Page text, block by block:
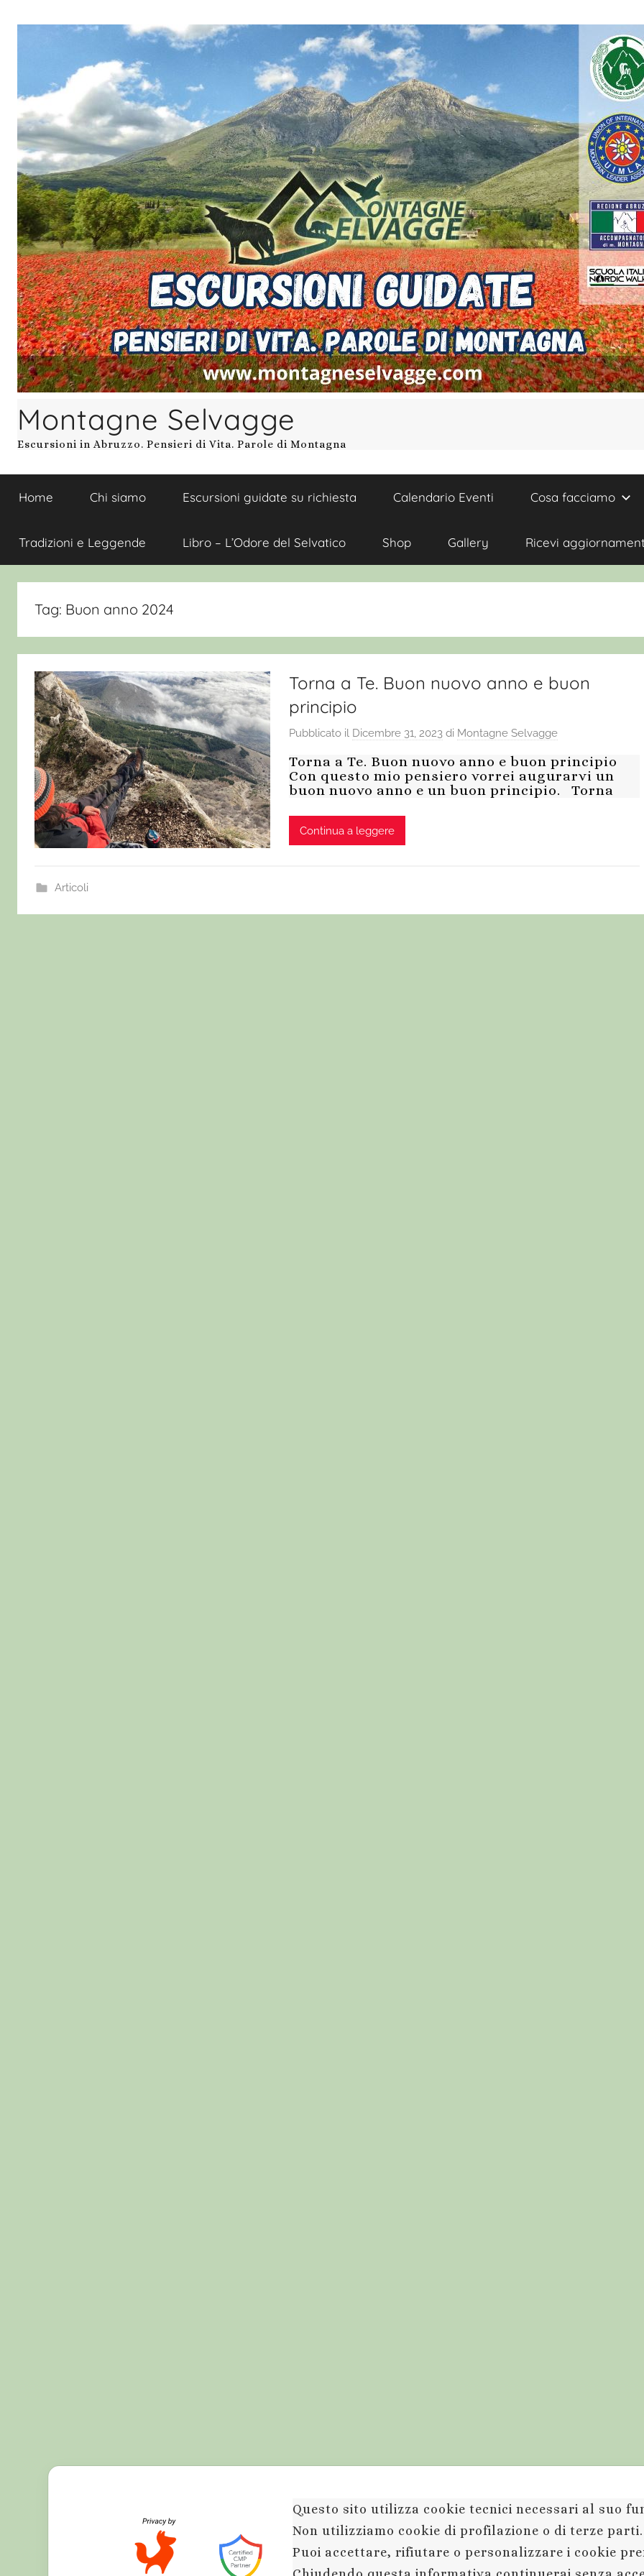
Montagne Selvagge
Escursioni in Abruzzo. Pensieri di Vita. Parole di Montagna
Home Chi siamo Escursioni guidate su richiesta Calendario Eventi Cosa facciamo
Tradizioni e Leggende Libro – L’Odore del Selvatico Shop Gallery Ricevi
Tag: Buon anno 2024
Torna a Te. Buon nuovo anno e buon
principio
Pubblicato il Dicembre 31, 2023di Montagne Selvagge
Torna a Te. Buon nuovo anno e buon principio
Con questo mio pensiero vorrei augurarvi un
buon nuovo anno e un buon principio. Torna
Continua a leggere
Articoli
Questo sito utilizza cookie tecnici necessari al suo
Non utilizziamo cookie di profilazione o di terze parti.
Puoi accettare, rifiutare o personalizzare i cookie